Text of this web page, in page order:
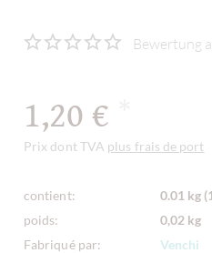
Bewertung
1,20 €
Prix dont TVA plus frais de port
contient:
0.01 kg
poids:
0,02 kg
Fabriqué par:
Venchi